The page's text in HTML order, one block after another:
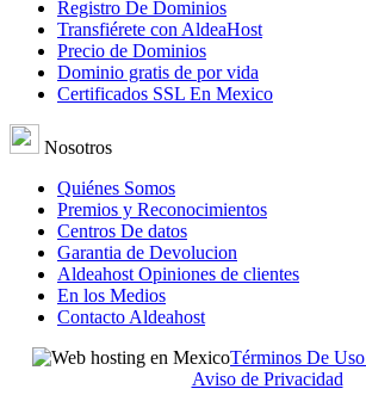
Registro De Dominios
Transfiérete con AldeaHost
Precio de Dominios
Dominio gratis de por vida
Certificados SSL En Mexico
Nosotros
Quiénes Somos
Premios y Reconocimientos
Centros De datos
Garantia de Devolucion
Aldeahost Opiniones de clientes
En los Medios
Contacto Aldeahost
Términos De Uso
Aviso de Privacidad